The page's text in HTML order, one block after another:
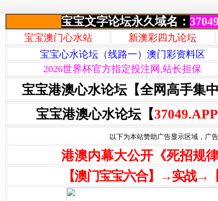
宝宝文字论坛永久域名：
宝宝澳门心水站
新澳彩四九论坛
宝宝心水论坛（线路一）澳门彩资料区
2026世界杯官方指定投注网,站长担保
宝宝港澳心水论坛【全网高手集
宝宝港澳心水论坛【37049.APP
以下为本站赞助广告显示区域，广
港澳内幕大公开《死招规
【澳门宝宝六合】→实战→